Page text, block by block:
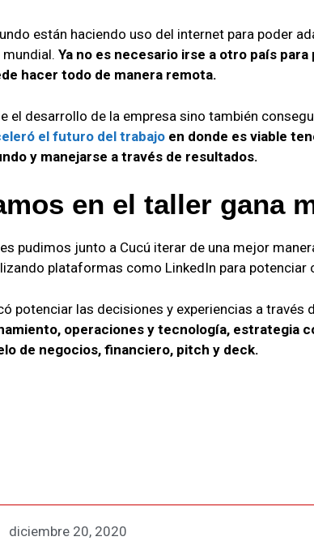
están haciendo uso del internet para poder
Ya no es necesario irse a otro país
hacer todo de manera remota.
el desarrollo de la empresa sino también
el futuro del trabajo en donde es viable
y manejarse a través de resultados.
en el taller gana
pudimos junto a Cucú iterar de una mejor
plataformas como LinkedIn para potenciar
potenciar las decisiones y experiencias a través
operaciones y tecnología, estrategia
de negocios, financiero, pitch y deck.
diciembre 20, 2020